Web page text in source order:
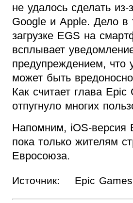
не удалось сделать из-
Google и Apple. Дело в
загрузке EGS на
всплывает
предупреждением, что
может быть
Как считает глава Epic
отпугнуло многих
Напомним, iOS-версия
пока только жителям
Евросоюза.
Источник: Epic Games